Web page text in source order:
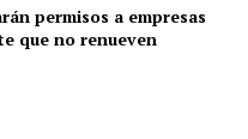
permisos a empresas
que no renueven